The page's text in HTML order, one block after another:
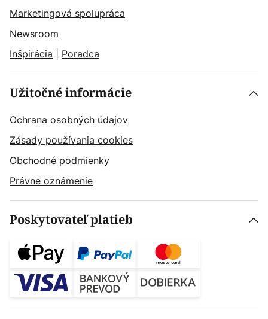
Marketingová spolupráca
Newsroom
Inšpirácia
Poradca
Užitočné informácie
Ochrana osobných údajov
Zásady používania cookies
Obchodné podmienky
Právne oznámenie
Poskytovateľ platieb